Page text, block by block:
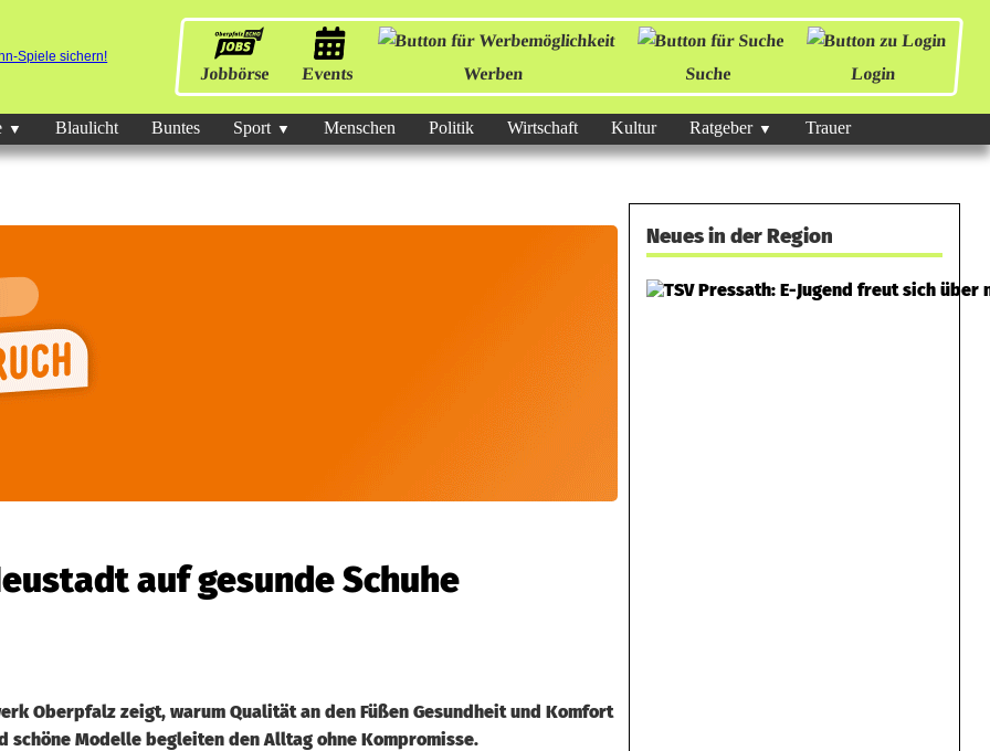
Jobbörse Events Werben Suche Login
Blaulicht Buntes Sport Menschen Politik Wirtschaft Kultur Ratgeber Trauer
auf gesunde Schuhe
Oberpfalz zeigt, warum Qualität an den Füßen Gesundheit und Komfort
schöne Modelle begleiten den Alltag ohne Kompromisse.
Neues in der Region